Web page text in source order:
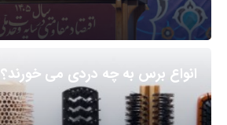
انواع برس به چه دردی می خورند؟